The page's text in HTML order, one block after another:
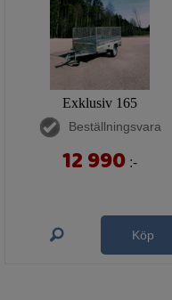
Exklusiv 165
Beställningsvara
12 990 :-
Köp